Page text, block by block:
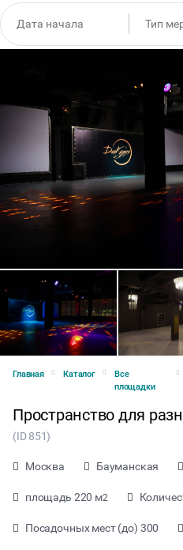
Главная Каталог
Все
площадки
Пространство для
(ID 851)
Москва Бауманская
площадь 220 м2
Посадочных мест (до) 300